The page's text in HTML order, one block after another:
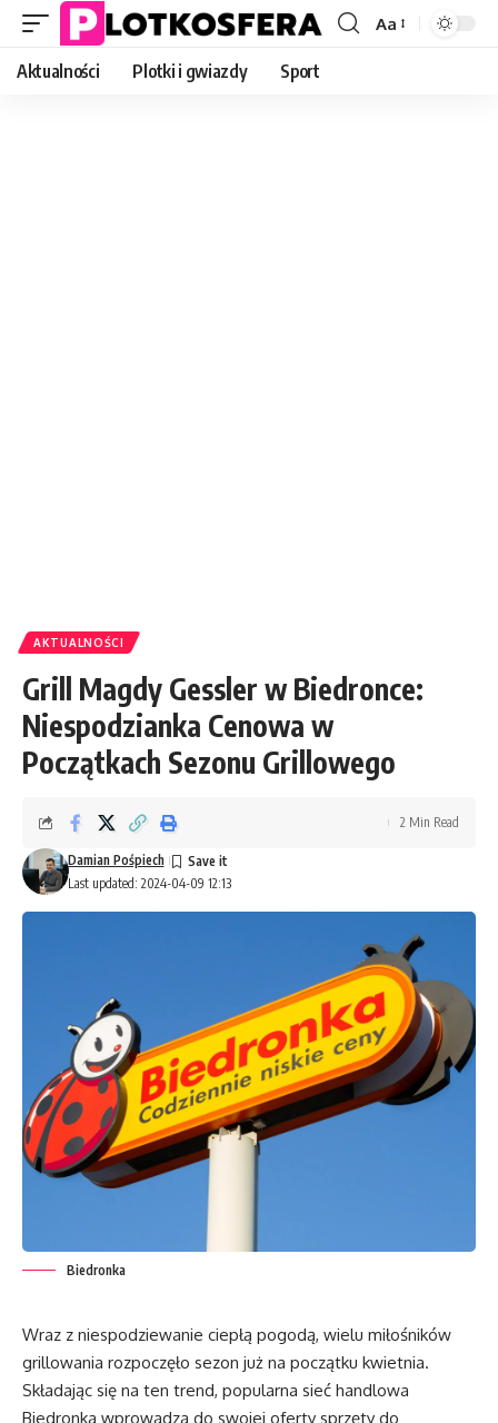
Font
Aa
Aktualności Plotki i gwiazdy Sport
AKTUALNOŚCI
Grill Magdy Gessler w Biedronce:
Niespodzianka Cenowa w
Początkach Sezonu Grillowego
Last updated: 2024-04-09 12:13
Damian Pośpiech
2 Min Read
Biedronka
Wraz z niespodziewanie ciepłą pogodą, wielu miłośników
grillowania rozpoczęło sezon już na początku kwietnia.
Składając się na ten trend, popularna sieć handlowa
Biedronka wprowadza do swojej oferty sprzęty do